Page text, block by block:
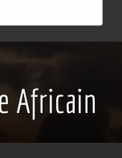
Africain